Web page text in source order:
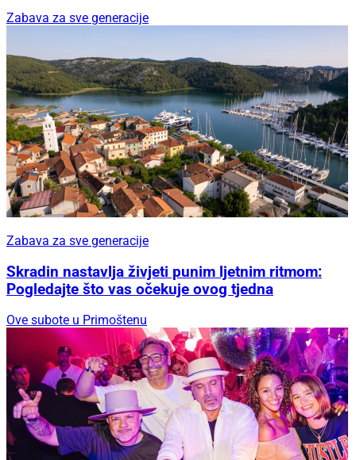
Zabava za sve generacije
Zabava za sve generacije
Skradin nastavlja živjeti punim ljetnim ritmom:
Pogledajte što vas očekuje ovog tjedna
Ove subote u Primoštenu